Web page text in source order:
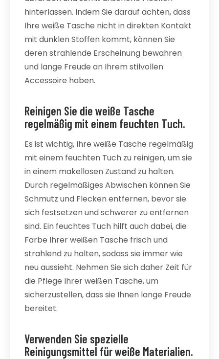
hinterlassen. Indem Sie darauf achten, dass
Ihre weiße Tasche nicht in direkten Kontakt
mit dunklen Stoffen kommt, können Sie
deren strahlende Erscheinung bewahren
und lange Freude an Ihrem stilvollen
Accessoire haben.
Reinigen Sie die weiße Tasche
regelmäßig mit einem feuchten Tuch.
Es ist wichtig, Ihre weiße Tasche regelmäßig
mit einem feuchten Tuch zu reinigen, um sie
in einem makellosen Zustand zu halten.
Durch regelmäßiges Abwischen können Sie
Schmutz und Flecken entfernen, bevor sie
sich festsetzen und schwerer zu entfernen
sind. Ein feuchtes Tuch hilft auch dabei, die
Farbe Ihrer weißen Tasche frisch und
strahlend zu halten, sodass sie immer wie
neu aussieht. Nehmen Sie sich daher Zeit für
die Pflege Ihrer weißen Tasche, um
sicherzustellen, dass sie Ihnen lange Freude
bereitet.
Verwenden Sie spezielle
Reinigungsmittel für weiße Materialien.